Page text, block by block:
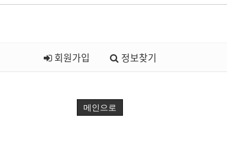
회원가입 정보찾기
메인으로